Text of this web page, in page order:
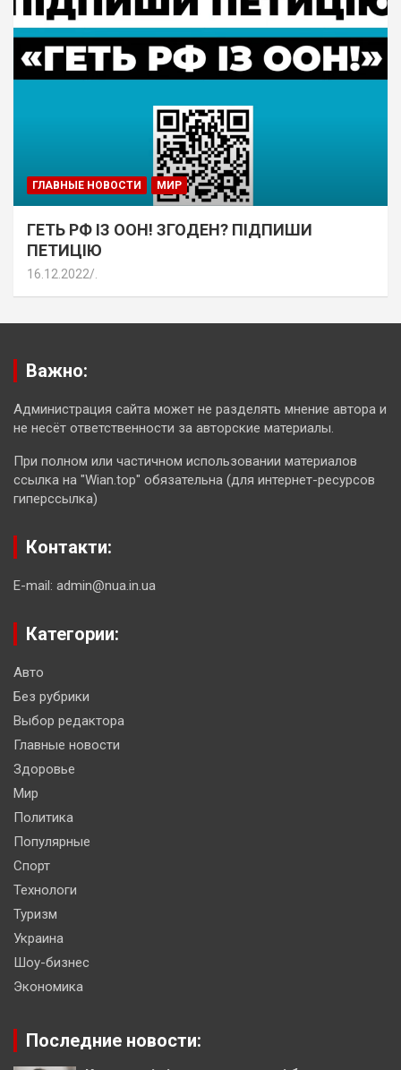
ГЛАВНЫЕ НОВОСТИ МИР
ГЕТЬ РФ ІЗ ООН! ЗГОДЕН? ПІДПИШИ
ПЕТИЦІЮ
16.12.2022
Важно:
Администрация сайта может не разделять мнение автора и
не несёт ответственности за авторские материалы.
При полном или частичном использовании материалов
ссылка на "Wian.top" обязательна (для интернет-ресурсов
гиперссылка)
Контакти:
E-mail: admin@nua.in.ua
Категории:
Авто
Без рубрики
Выбор редактора
Главные новости
Здоровье
Мир
Политика
Популярные
Спорт
Технологи
Туризм
Украина
Шоу-бизнес
Экономика
Последние новости: